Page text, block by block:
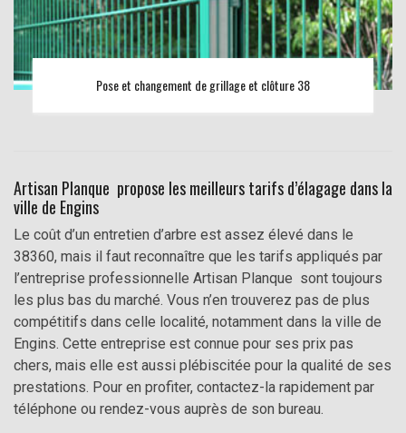
Pose et changement de grillage et clôture 38
Artisan Planque propose les meilleurs tarifs d’élagage dans la
ville de Engins
Le coût d’un entretien d’arbre est assez élevé dans le
38360, mais il faut reconnaître que les tarifs appliqués par
l’entreprise professionnelle Artisan Planque sont toujours
les plus bas du marché. Vous n’en trouverez pas de plus
compétitifs dans celle localité, notamment dans la ville de
Engins. Cette entreprise est connue pour ses prix pas
chers, mais elle est aussi plébiscitée pour la qualité de ses
prestations. Pour en profiter, contactez-la rapidement par
téléphone ou rendez-vous auprès de son bureau.